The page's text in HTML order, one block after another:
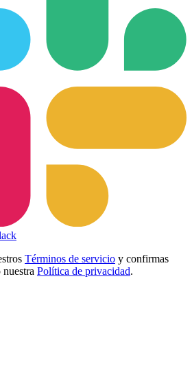
Términos de servicio y confirmas
Política de privacidad.